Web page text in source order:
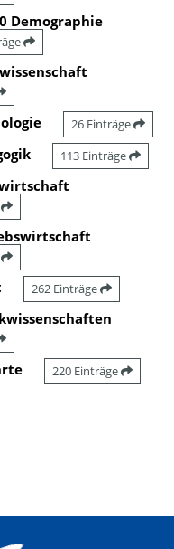
Demographie
26 Einträge
113 Einträge
262 Einträge
220 Einträge